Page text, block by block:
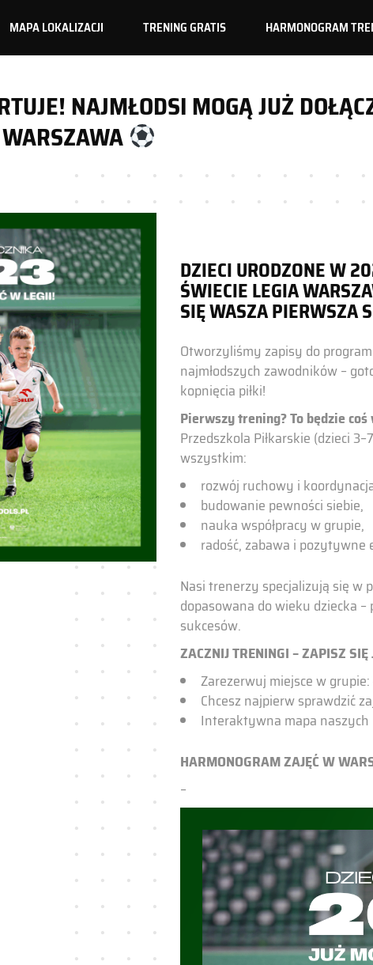
MAPA LOKALIZACJI TRENING GRATIS HARMONOGRAM
SZKOŁY PIŁKARSKIE
PRZEDSZKOLA
SZKOŁY PIŁKARSKIE
SZKOŁY TECHNIKI
NAJMŁODSI MOGĄ JUŻ
DZIECI URODZONE W
ŚWIECIE LEGIA
SIĘ WASZA PIERWSZA
Otworzyliśmy zapisy do
najmłodszych zawodników –
kopnięcia piłki!
Pierwszy trening? To będzie
Przedszkola Piłkarskie (dzieci
wszystkim:
rozwój ruchowy i
budowanie pewności siebie,
nauka współpracy w grupie,
radość, zabawa i pozytywne
Nasi trenerzy specjalizują się w
dopasowana do wieku dziecka
sukcesów.
ZACZNIJ TRENINGI – ZAPISZ
Zarezerwuj miejsce w grupie:
Chcesz najpierw sprawdzić
Interaktywna mapa
HARMONOGRAM ZAJĘĆ W
–